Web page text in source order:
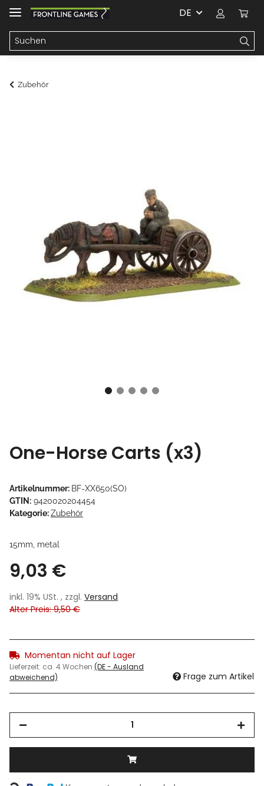
DE
Zubehör
One-Horse Carts (x3)
Artikelnummer: BF-XX650(SO)
GTIN: 9420020204454
Kategorie:Zubehör
15mm, metal
9,03 €
inkl. 19% USt. , zzgl. Versand
Alter Preis: 9,50 €
Momentan nicht auf Lager
Lieferzeit: ca. 4 Wochen (DE - Ausland
abweichend)
Frage zum Artikel
Loading...